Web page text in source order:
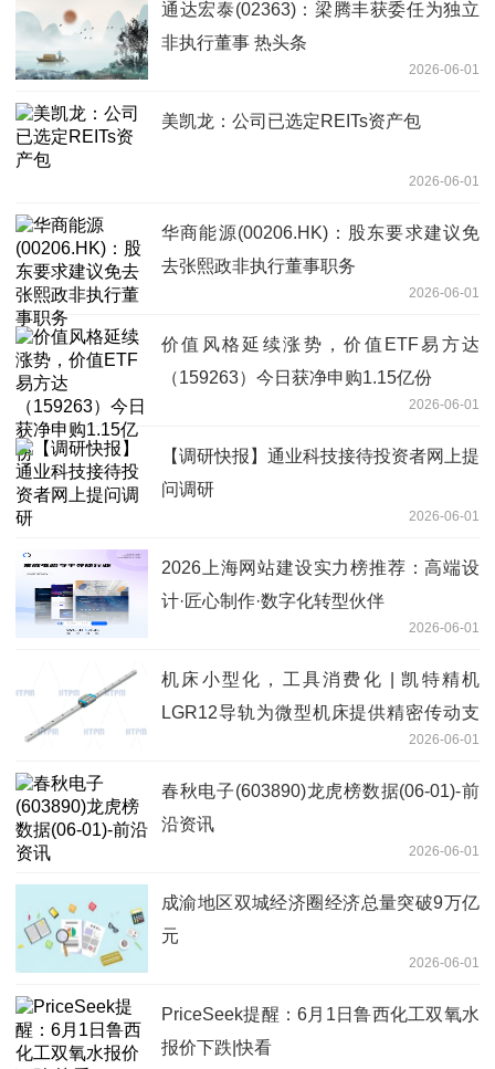
通达宏泰(02363)：梁腾丰获委任为独立
非执行董事 热头条
2026-06-01
美凯龙：公司已选定REITs资产包
2026-06-01
华商能源(00206.HK)：股东要求建议免
去张熙政非执行董事职务
2026-06-01
价值风格延续涨势，价值ETF易方达
（159263）今日获净申购1.15亿份
2026-06-01
【调研快报】通业科技接待投资者网上提
问调研
2026-06-01
2026上海网站建设实力榜推荐：高端设
计·匠心制作·数字化转型伙伴
2026-06-01
机床小型化，工具消费化 | 凯特精机
LGR12导轨为微型机床提供精密传动支
2026-06-01
春秋电子(603890)龙虎榜数据(06-01)-前
沿资讯
2026-06-01
成渝地区双城经济圈经济总量突破9万亿
元
2026-06-01
PriceSeek提醒：6月1日鲁西化工双氧水
报价下跌|快看